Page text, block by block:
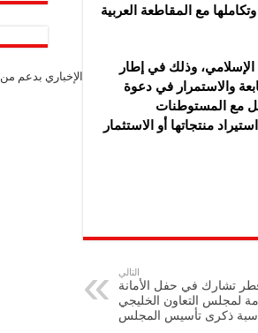
مع المقاطعة العربية
وذلك في إطار
والاستمرار في دعوة
مع المستوطنات
منتجاتها أو الاستثمار
التالي
تشارك في حفل الأمانة
لمجلس التعاون الخليجي
ذكرى تأسيس المجلس
الإخباري بدعم من